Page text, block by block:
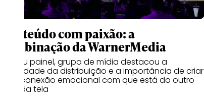
Conteúdo com paixão: a
combinação da WarnerMedia
Em seu painel, grupo de mídia destacou a
pluralidade da distribuição e a importância de criar
uma conexão emocional com que está do outro
lado da tela